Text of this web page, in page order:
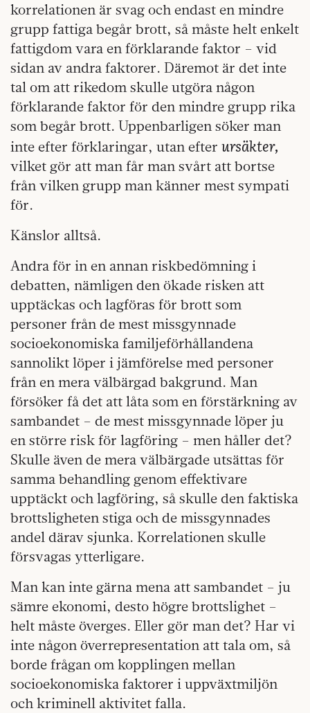
korrelationen är svag och endast en mindre
grupp fattiga begår brott, så måste helt enkelt
fattigdom vara en förklarande faktor – vid
sidan av andra faktorer. Däremot är det inte
tal om att rikedom skulle utgöra någon
förklarande faktor för den mindre grupp rika
som begår brott. Uppenbarligen söker man
inte efter förklaringar, utan efter ursäkter,
vilket gör att man får man svårt att bortse
från vilken grupp man känner mest sympati
för.
Känslor alltså.
Andra för in en annan riskbedömning i
debatten, nämligen den ökade risken att
upptäckas och lagföras för brott som
personer från de mest missgynnade
socioekonomiska familjeförhållandena
sannolikt löper i jämförelse med personer
från en mera välbärgad bakgrund. Man
försöker få det att låta som en förstärkning av
sambandet – de mest missgynnade löper ju
en större risk för lagföring – men håller det?
Skulle även de mera välbärgade utsättas för
samma behandling genom effektivare
upptäckt och lagföring, så skulle den faktiska
brottsligheten stiga och de missgynnades
andel därav sjunka. Korrelationen skulle
försvagas ytterligare.
Man kan inte gärna mena att sambandet – ju
sämre ekonomi, desto högre brottslighet –
helt måste överges. Eller gör man det? Har vi
inte någon överrepresentation att tala om, så
borde frågan om kopplingen mellan
socioekonomiska faktorer i uppväxtmiljön
och kriminell aktivitet falla.